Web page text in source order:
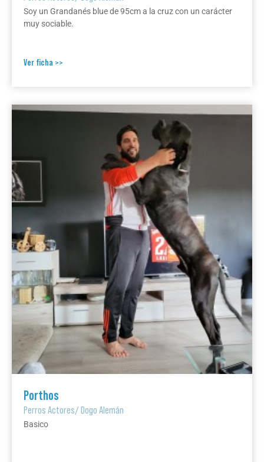
Soy un Grandanés blue de 95cm a la cruz con un carácter
muy sociable.
Ver ficha >>
Porthos
Perros Actores/Dogo Alemán
Basico